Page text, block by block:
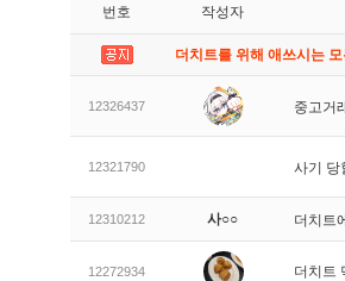
번호 작성자
더치트를 위해 애쓰시는
12326437 중고거
12321790 사기 당
12310212 사○○ 더치트
12272934 더치트